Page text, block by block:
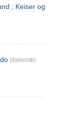
; Keiser og Galilæer. 3
(italiensk)